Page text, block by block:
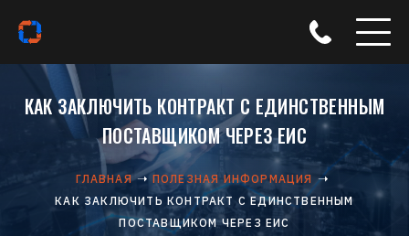
КАК ЗАКЛЮЧИТЬ КОНТРАКТ С ЕДИНСТВЕННЫМ
ПОСТАВЩИКОМ ЧЕРЕЗ ЕИС
ГЛАВНАЯ
ПОЛЕЗНАЯ ИНФОРМАЦИЯ
КАК ЗАКЛЮЧИТЬ КОНТРАКТ С ЕДИНСТВЕННЫМ
ПОСТАВЩИКОМ ЧЕРЕЗ ЕИС